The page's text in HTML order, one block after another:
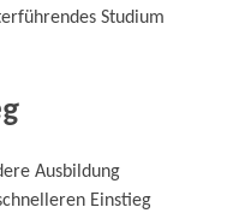
Studium
Ausbildung
Einstieg